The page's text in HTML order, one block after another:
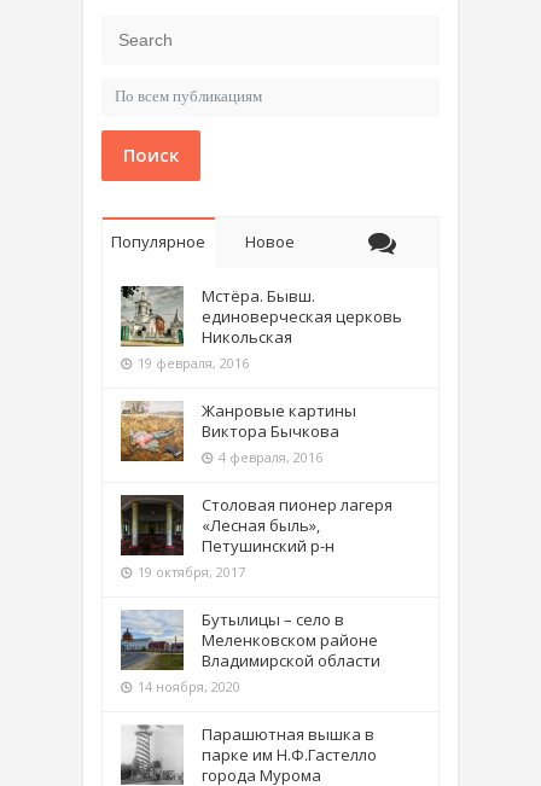
Поиск
Популярное Новое
Мстёра. Бывш.
единоверческая церковь
Никольская
19 февраля, 2016
Жанровые картины
Виктора Бычкова
4 февраля, 2016
Столовая пионер лагеря
«Лесная быль»,
Петушинский р-н
19 октября, 2017
Бутылицы – село в
Меленковском районе
Владимирской области
14 ноября, 2020
Парашютная вышка в
парке им Н.Ф.Гастелло
города Мурома